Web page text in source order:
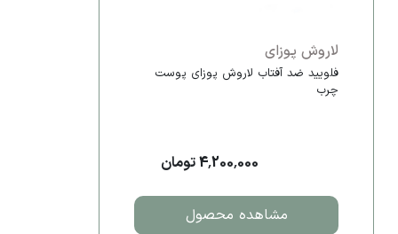
لاروش پوزای
فلویید ضد آفتاب لاروش پوزای پوست
چرب
4,200,000 تومان
مشاهده محصول